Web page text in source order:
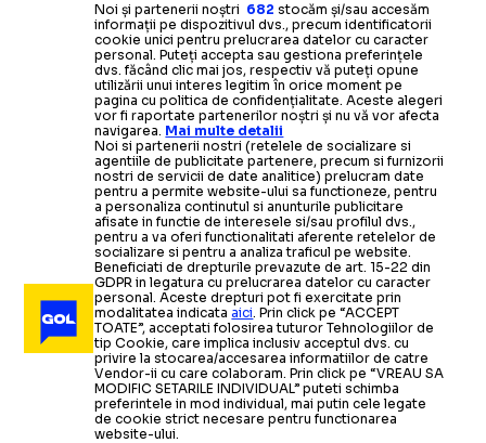
Noi și partenerii noștri 682 stocăm și/sau accesăm
informații pe dispozitivul dvs., precum identificatorii
cookie unici pentru prelucrarea datelor cu caracter
personal. Puteți accepta sau gestiona preferințele
dvs. făcând clic mai jos, respectiv vă puteți opune
utilizării unui interes legitim în orice moment pe
pagina cu politica de confidențialitate. Aceste alegeri
vor fi raportate partenerilor noștri și nu vă vor afecta
navigarea. Mai multe detalii
Noi si partenerii nostri (retelele de socializare si
agentiile de publicitate partenere, precum si furnizorii
nostri de servicii de date analitice) prelucram date
pentru a permite website-ului sa functioneze, pentru
a personaliza continutul si anunturile publicitare
afisate in functie de interesele si/sau profilul dvs.,
pentru a va oferi functionalitati aferente retelelor de
socializare si pentru a analiza traficul pe website.
Beneficiati de drepturile prevazute de art. 15-22 din
GDPR in legatura cu prelucrarea datelor cu caracter
personal. Aceste drepturi pot fi exercitate prin
modalitatea indicataaici. Prin click pe “ACCEPT
TOATE”, acceptati folosirea tuturor Tehnologiilor de
tip Cookie, care implica inclusiv acceptul dvs. cu
privire la stocarea/accesarea informatiilor de catre
Vendor-ii cu care colaboram. Prin click pe “VREAU SA
MODIFIC SETARILE INDIVIDUAL” puteti schimba
preferintele in mod individual, mai putin cele legate
de cookie strict necesare pentru functionarea
website-ului.